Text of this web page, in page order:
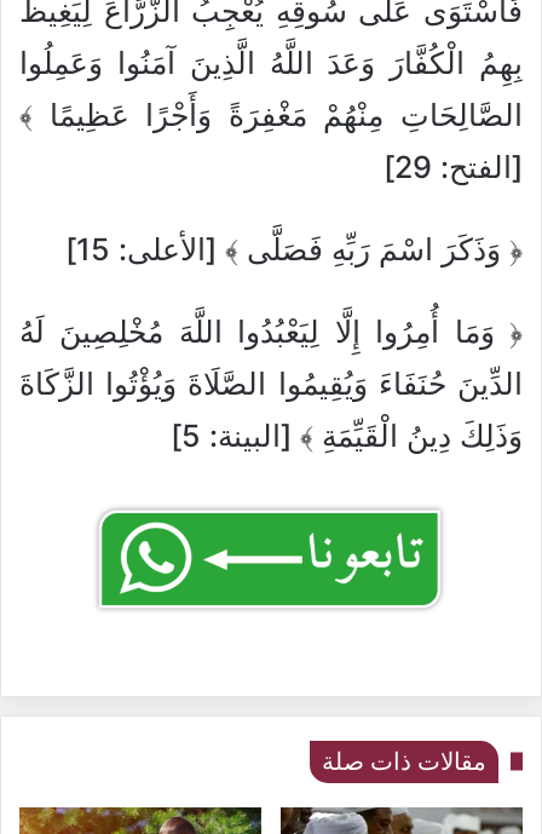
فَاسْتَوَى عَلَى سُوقِهِ يُعْجِبُ الزُّرَّاعَ لِيَغِيظَ
بِهِمُ الْكُفَّارَ وَعَدَ اللَّهُ الَّذِينَ آمَنُوا وَعَمِلُوا
الصَّالِحَاتِ مِنْهُمْ مَغْفِرَةً وَأَجْرًا عَظِيمًا ﴾
[الفتح: 29]
﴿ وَذَكَرَ اسْمَ رَبِّهِ فَصَلَّى ﴾ [الأعلى: 15]
﴿ وَمَا أُمِرُوا إِلَّا لِيَعْبُدُوا اللَّهَ مُخْلِصِينَ لَهُ
الدِّينَ حُنَفَاءَ وَيُقِيمُوا الصَّلَاةَ وَيُؤْتُوا الزَّكَاةَ
وَذَلِكَ دِينُ الْقَيِّمَةِ ﴾ [البينة: 5]
مقالات ذات صلة